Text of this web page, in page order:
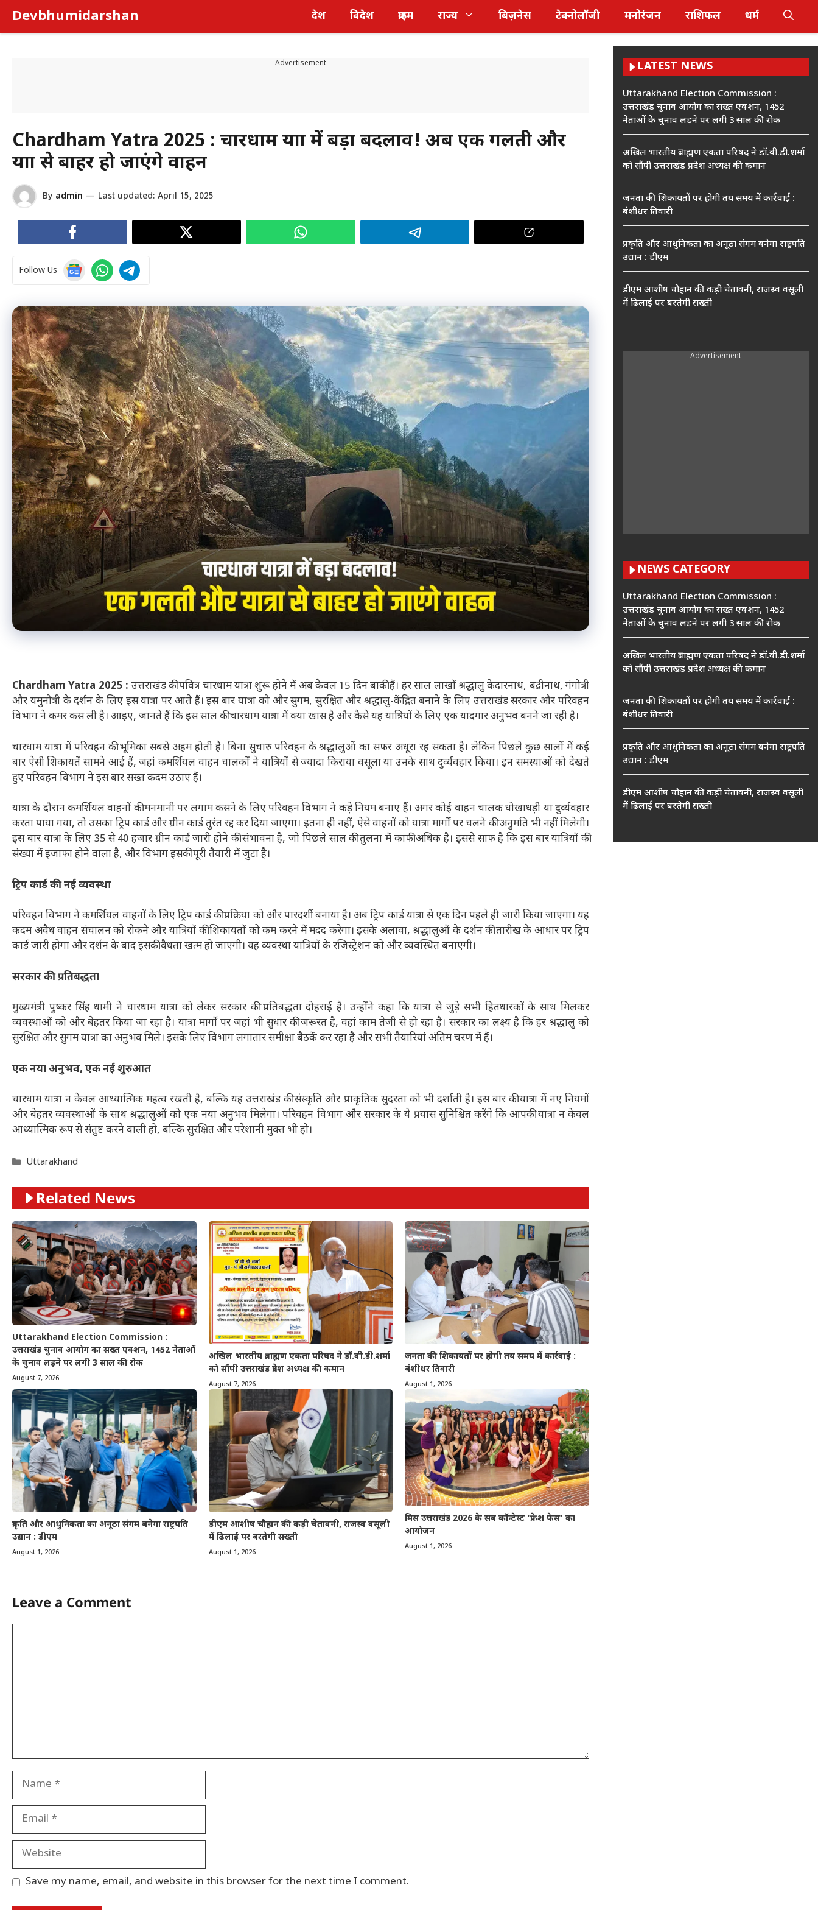
content
Devbhumidarshan देश विदेश क्राइम राज्य बिज़नेस टेक्नोलॉजी मनोरंजन राशिफल धर्म
---Advertisement---
Chardham Yatra 2025 : चारधाम यात्रा में बड़ा बदलाव! अब एक गलती और
यात्रा से बाहर हो जाएंगे वाहन
By admin — Last updated: April 15, 2025
Follow Us
Chardham Yatra 2025 : उत्तराखंड की पवित्र चारधाम यात्रा शुरू होने में अब केवल 15 दिन बाकी हैं। हर साल लाखों श्रद्धालु केदारनाथ, बद्रीनाथ, गंगोत्री
और यमुनोत्री के दर्शन के लिए इस यात्रा पर आते हैं। इस बार यात्रा को और सुगम, सुरक्षित और श्रद्धालु-केंद्रित बनाने के लिए उत्तराखंड सरकार और परिवहन
विभाग ने कमर कस ली है। आइए, जानते हैं कि इस साल की चारधाम यात्रा में क्या खास है और कैसे यह यात्रियों के लिए एक यादगार अनुभव बनने जा रही है।
चारधाम यात्रा में परिवहन की भूमिका सबसे अहम होती है। बिना सुचारु परिवहन के श्रद्धालुओं का सफर अधूरा रह सकता है। लेकिन पिछले कुछ सालों में कई
बार ऐसी शिकायतें सामने आई हैं, जहां कमर्शियल वाहन चालकों ने यात्रियों से ज्यादा किराया वसूला या उनके साथ दुर्व्यवहार किया। इन समस्याओं को देखते
हुए परिवहन विभाग ने इस बार सख्त कदम उठाए हैं।
यात्रा के दौरान कमर्शियल वाहनों की मनमानी पर लगाम कसने के लिए परिवहन विभाग ने कड़े नियम बनाए हैं। अगर कोई वाहन चालक धोखाधड़ी या दुर्व्यवहार
करता पाया गया, तो उसका ट्रिप कार्ड और ग्रीन कार्ड तुरंत रद्द कर दिया जाएगा। इतना ही नहीं, ऐसे वाहनों को यात्रा मार्गों पर चलने की अनुमति भी नहीं मिलेगी।
इस बार यात्रा के लिए 35 से 40 हजार ग्रीन कार्ड जारी होने की संभावना है, जो पिछले साल की तुलना में काफी अधिक है। इससे साफ है कि इस बार यात्रियों की
संख्या में इजाफा होने वाला है, और विभाग इसकी पूरी तैयारी में जुटा है।
ट्रिप कार्ड की नई व्यवस्था
परिवहन विभाग ने कमर्शियल वाहनों के लिए ट्रिप कार्ड की प्रक्रिया को और पारदर्शी बनाया है। अब ट्रिप कार्ड यात्रा से एक दिन पहले ही जारी किया जाएगा। यह
कदम अवैध वाहन संचालन को रोकने और यात्रियों की शिकायतों को कम करने में मदद करेगा। इसके अलावा, श्रद्धालुओं के दर्शन की तारीख के आधार पर ट्रिप
कार्ड जारी होगा और दर्शन के बाद इसकी वैधता खत्म हो जाएगी। यह व्यवस्था यात्रियों के रजिस्ट्रेशन को और व्यवस्थित बनाएगी।
सरकार की प्रतिबद्धता
मुख्यमंत्री पुष्कर सिंह धामी ने चारधाम यात्रा को लेकर सरकार की प्रतिबद्धता दोहराई है। उन्होंने कहा कि यात्रा से जुड़े सभी हितधारकों के साथ मिलकर
व्यवस्थाओं को और बेहतर किया जा रहा है। यात्रा मार्गों पर जहां भी सुधार की जरूरत है, वहां काम तेजी से हो रहा है। सरकार का लक्ष्य है कि हर श्रद्धालु को
सुरक्षित और सुगम यात्रा का अनुभव मिले। इसके लिए विभाग लगातार समीक्षा बैठकें कर रहा है और सभी तैयारियां अंतिम चरण में हैं।
एक नया अनुभव, एक नई शुरुआत
चारधाम यात्रा न केवल आध्यात्मिक महत्व रखती है, बल्कि यह उत्तराखंड की संस्कृति और प्राकृतिक सुंदरता को भी दर्शाती है। इस बार की यात्रा में नए नियमों
और बेहतर व्यवस्थाओं के साथ श्रद्धालुओं को एक नया अनुभव मिलेगा। परिवहन विभाग और सरकार के ये प्रयास सुनिश्चित करेंगे कि आपकी यात्रा न केवल
आध्यात्मिक रूप से संतुष्ट करने वाली हो, बल्कि सुरक्षित और परेशानी मुक्त भी हो।
Categories
Uttarakhand
Related News
Uttarakhand Election Commission :
उत्तराखंड चुनाव आयोग का सख्त एक्शन, 1452 नेताओं
के चुनाव लड़ने पर लगी 3 साल की रोक
August 7, 2026
अखिल भारतीय ब्राह्मण एकता परिषद ने डॉ.वी.डी.शर्मा
को सौंपी उत्तराखंड प्रदेश अध्यक्ष की कमान
August 7, 2026
जनता की शिकायतों पर होगी तय समय में कार्रवाई :
बंशीधर तिवारी
August 1, 2026
प्रकृति और आधुनिकता का अनूठा संगम बनेगा राष्ट्रपति
उद्यान : डीएम
August 1, 2026
डीएम आशीष चौहान की कड़ी चेतावनी, राजस्व वसूली
में ढिलाई पर बरतेगी सख्ती
August 1, 2026
मिस उत्तराखंड 2026 के सब कॉन्टेस्ट ‘फ्रेश फेस’ का
आयोजन
August 1, 2026
Leave a Comment
Name
Email
Website
Save my name, email, and website in this browser for the next time I comment.
LATEST NEWS
Uttarakhand Election Commission :
उत्तराखंड चुनाव आयोग का सख्त एक्शन, 1452
नेताओं के चुनाव लड़ने पर लगी 3 साल की रोक
अखिल भारतीय ब्राह्मण एकता परिषद ने डॉ.वी.डी.शर्मा
को सौंपी उत्तराखंड प्रदेश अध्यक्ष की कमान
जनता की शिकायतों पर होगी तय समय में कार्रवाई :
बंशीधर तिवारी
प्रकृति और आधुनिकता का अनूठा संगम बनेगा राष्ट्रपति
उद्यान : डीएम
डीएम आशीष चौहान की कड़ी चेतावनी, राजस्व वसूली
में ढिलाई पर बरतेगी सख्ती
---Advertisement---
NEWS CATEGORY
Uttarakhand Election Commission :
उत्तराखंड चुनाव आयोग का सख्त एक्शन, 1452
नेताओं के चुनाव लड़ने पर लगी 3 साल की रोक
अखिल भारतीय ब्राह्मण एकता परिषद ने डॉ.वी.डी.शर्मा
को सौंपी उत्तराखंड प्रदेश अध्यक्ष की कमान
जनता की शिकायतों पर होगी तय समय में कार्रवाई :
बंशीधर तिवारी
प्रकृति और आधुनिकता का अनूठा संगम बनेगा राष्ट्रपति
उद्यान : डीएम
डीएम आशीष चौहान की कड़ी चेतावनी, राजस्व वसूली
में ढिलाई पर बरतेगी सख्ती